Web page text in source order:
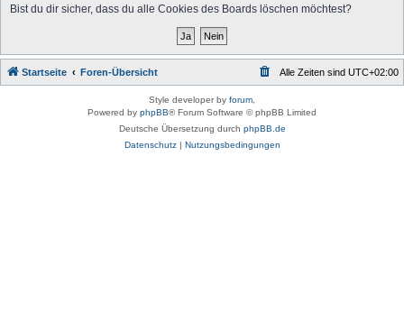
Bist du dir sicher, dass du alle Cookies des Boards löschen möchtest?
Startseite Foren-Übersicht Alle Zeiten sind UTC+02:00
Style developer by forum
Powered by phpBB® Forum Software © phpBB Limited
Deutsche Übersetzung durch phpBB.de
Datenschutz| Nutzungsbedingungen